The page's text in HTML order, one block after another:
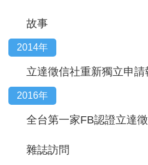
故事
2014年
立達徵信社重新獨立申請
2016年
全台第一家FB認證立達
雜誌訪問